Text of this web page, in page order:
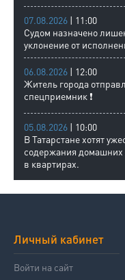
07.08.2026 | 11:00
Судом назначено
уклонение от
06.08.2026 | 12:00
Житель города
спецприемник ❗
05.08.2026 | 10:00
В Татарстане хотят
содержания
в квартирах.
Личный кабинет
Войти на сайт